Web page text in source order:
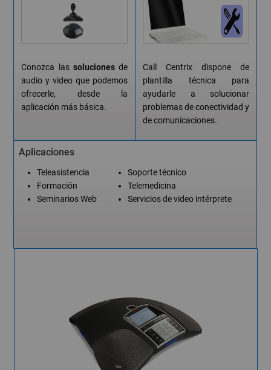
Conozca lassoluciones de
audio y video que podemos
ofrecerle, desde la
aplicación más básica.
Call Centrix dispone de
plantilla técnica para
ayudarle a solucionar
problemas de conectividad y
de comunicaciones.
Aplicaciones
Teleasistencia
Formación
Seminarios Web
Soporte técnico
Telemedicina
Servicios de video intérprete